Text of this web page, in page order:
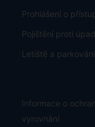
Prohlášení o
Pojištění proti
Letiště a parkování
Informace o
vyrovnání